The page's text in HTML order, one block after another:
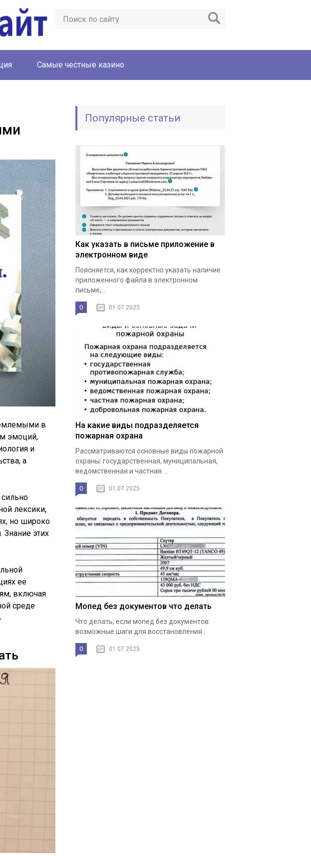
Cамые честные казино
в
эмоций,
и
а
лексики,
но широко
Знание этих
ее
включая
среде
Популярные статьи
Как указать в письме приложение в
электронном виде
Поясняется, как корректно указать наличие
приложенного файла в электронном
письме,...
0 01.07.2025
На какие виды подразделяется
пожарная охрана
Рассматриваются основные виды пожарной
охраны: государственная, муниципальная,
ведомственная и частная....
0 01.07.2025
Мопед без документов что делать
Что делать, если мопед без документов:
возможные шаги для восстановления...
0 01.07.2025